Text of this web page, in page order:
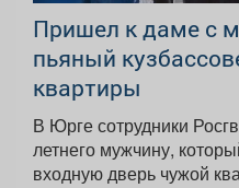
Пришел к даме с
пьяный
квартиры
В Юрге сотрудники
летнего мужчину,
входную дверь чужой